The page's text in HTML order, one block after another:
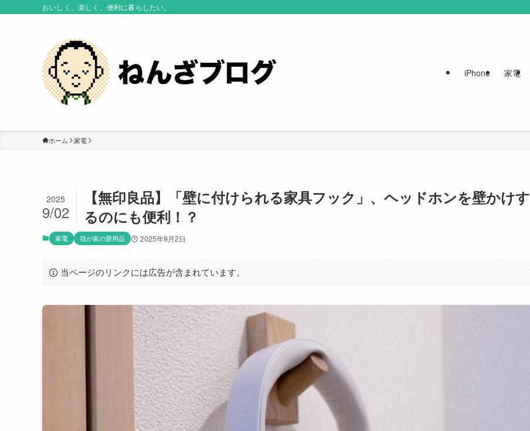
おいしく、楽しく、便利に暮らしたい。
iPhone 家電
ホーム 家電
【無印良品】「壁に付けられる家具フック」、ヘッドホンを壁かけす
るのにも便利！？
2025
9/02
家電 我が家の愛用品 2025年9月2日
当ページのリンクには広告が含まれています。